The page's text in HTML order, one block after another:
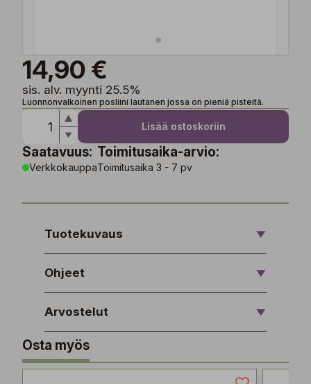
14,90 €
sis. alv. myynti 25.5%
Luonnonvalkoinen posliini lautanen jossa on pieniä pisteitä.
Lisää ostoskoriin
Saatavuus:
Verkkokauppa
Toimitusaika-arvio:
Toimitusaika 3 - 7 pv
Tuotekuvaus
Ohjeet
Arvostelut
Osta myös